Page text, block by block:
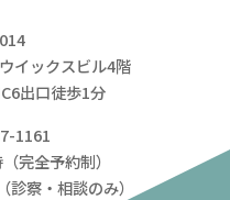
イックスビル4階
出口徒歩1分
1161
完全予約制）
察・相談のみ）